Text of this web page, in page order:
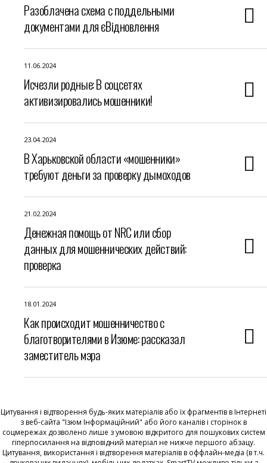
Разоблачена схема с поддельными
документами для єВідновлення
11.06.2024
Исчезли родные: В соцсетях
активизировались мошенники!
23.04.2024
В Харьковской области «мошенники»
требуют деньги за проверку дымоходов
21.02.2024
Денежная помощь от NRC или сбор
данных для мошеннических действий:
проверка
18.01.2024
Как происходит мошенничество с
благотворителями в Изюме: рассказал
заместитель мэра
Цитування і відтворення будь-яких матеріалів або їх фрагментів в Інтернеті
з веб-сайта "Ізюм Інформаційний" або його каналів і сторінок в
соцмережах дозволено лише з умовою відкритого для пошукових систем
гіперпосилання на відповідний матеріал не нижче першого абзацу.
Цитування, використання і відтворення матеріалів в оффлайн-медіа (в т.ч.